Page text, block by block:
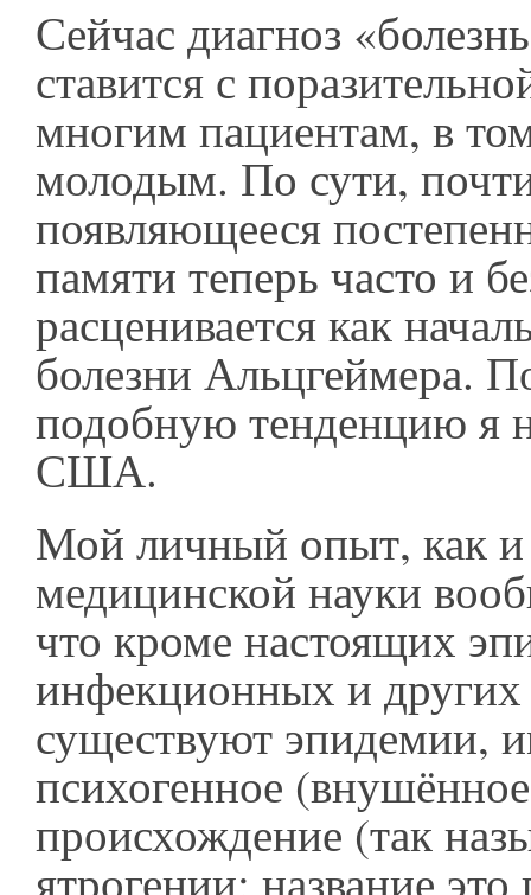
Сейчас диагноз
ставится с
многим пациентам, в
молодым. По сути,
появляющееся
памяти теперь часто и
расценивается как
болезни Альцгеймера.
подобную тенденцию я
США.
Мой личный опыт, как и
медицинской науки
что кроме настоящих
инфекционных и других
существуют эпидемии,
психогенное
происхождение (так
ятрогении; название